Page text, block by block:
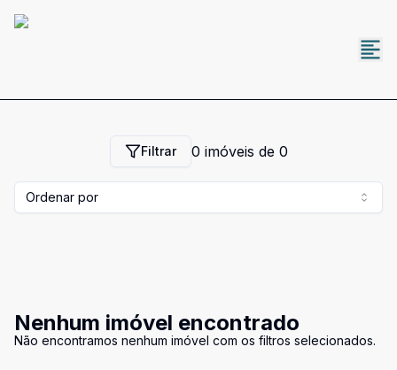
Filtrar 0 imóveis de 0
Ordenar por
Nenhum imóvel encontrado
Não encontramos nenhum imóvel com os filtros selecionados.